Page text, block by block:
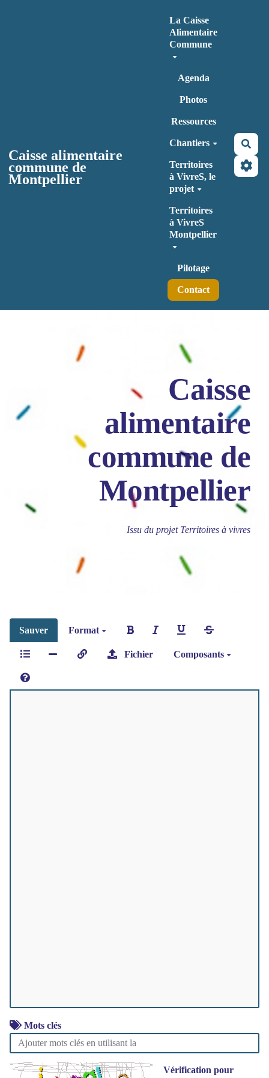
Caisse alimentaire
commune de
Montpellier
La Caisse
Alimentaire
Commune
Agenda
Photos
Ressources
Chantiers
Territoires
à VivreS, le
projet
Territoires
à VivreS
Montpellier
Pilotage
Contact
Caisse
alimentaire
commune de
Montpellier
Issu du projet Territoires à vivres
Sauver Format
Fichier Composants
Mots clés
Vérification pour